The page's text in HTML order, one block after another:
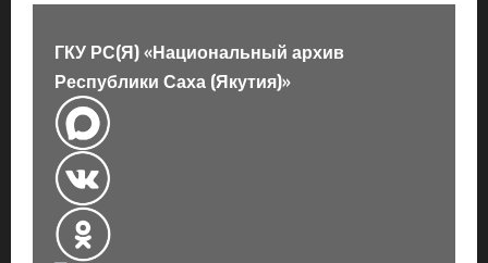
ГКУ РС(Я) «Национальный архив
Республики Саха (Якутия)»